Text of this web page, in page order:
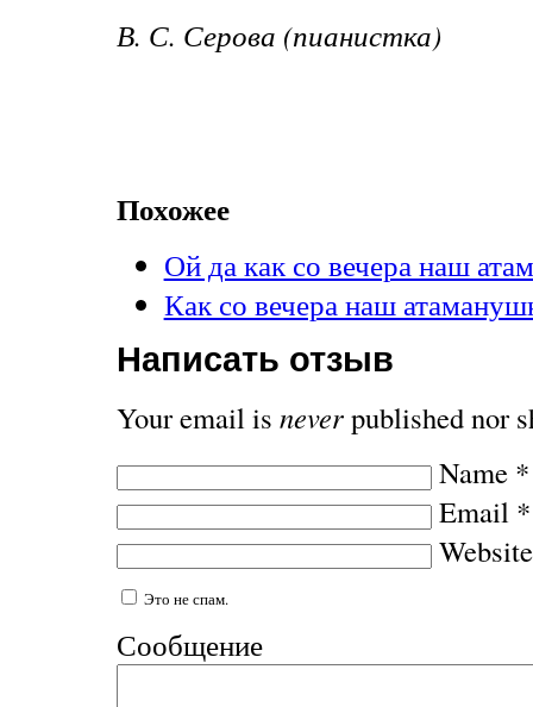
В. С. Серова (пианистка)
Похожее
Ой да как со вечера наш
Как со вечера наш
Написать отзыв
Your email is neverpublished nor
Name *
Email *
Website
Это не спам.
Сообщение